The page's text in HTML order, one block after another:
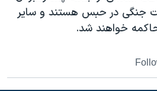
جنگی در حبس هستند و ساير
خواهند شد.